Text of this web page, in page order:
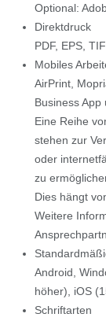
Optional:
Direktdruck
PDF, EPS,
Mobiles
AirPrint,
Business
Eine Reihe
stehen zur
oder
zu
Dies hängt
Weitere
Android,
höher), iOS
Schriftarten